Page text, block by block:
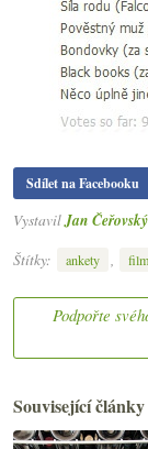
Sdílet na Facebooku
Vystavil Jan Čeřovský
Štítky:
ankety ,
Podpořte
Související články